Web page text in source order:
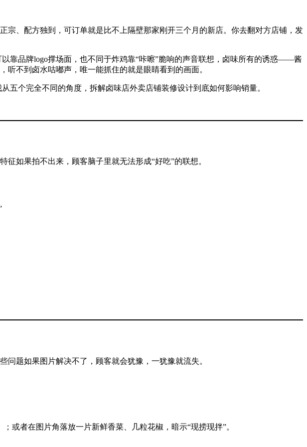
、配方独到，可订单就是比不上隔壁那家刚开三个月的新店。你去翻对方店铺，发
以靠品牌logo撑场面，也不同于炸鸡靠“咔嚓”脆响的声音联想，卤味所有的诱惑——酱
不到卤水咕嘟声，唯一能抓住的就是眼睛看到的画面。
五个完全不同的角度，拆解卤味店外卖店铺装修设计到底如何影响销量。
如果拍不出来，顾客脑子里就无法形成“好吃”的联想。
题如果图片解决不了，顾客就会犹豫，一犹豫就流失。
或者在图片角落放一片新鲜香菜、几粒花椒，暗示“现捞现拌”。